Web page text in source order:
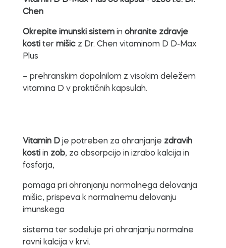
Chen
Okrepite imunski sistem in ohranite zdravje
kosti ter mišic z Dr. Chen vitaminom D D-Max
Plus
– prehranskim dopolnilom z visokim deležem
vitamina D v praktičnih kapsulah.
Vitamin D je potreben za ohranjanje zdravih
kosti in zob, za absorpcijo in izrabo kalcija in
fosforja,
pomaga pri ohranjanju normalnega delovanja
mišic, prispeva k normalnemu delovanju
imunskega
sistema ter sodeluje pri ohranjanju normalne
ravni kalcija v krvi.